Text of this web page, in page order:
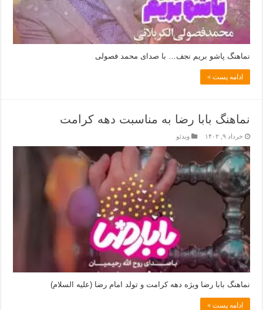
نماهنگ پاشو بریم نجف… با صدای محمد فصولی
ادامه پست »
نماهنگ بابا رضا به مناسبت دهه کرامت
خرداد ۹, ۱۴۰۲ ویدئو
نماهنگ بابا رضا ویژه دهه کرامت و تولد امام رضا (علیه السلام)
ادامه پست »